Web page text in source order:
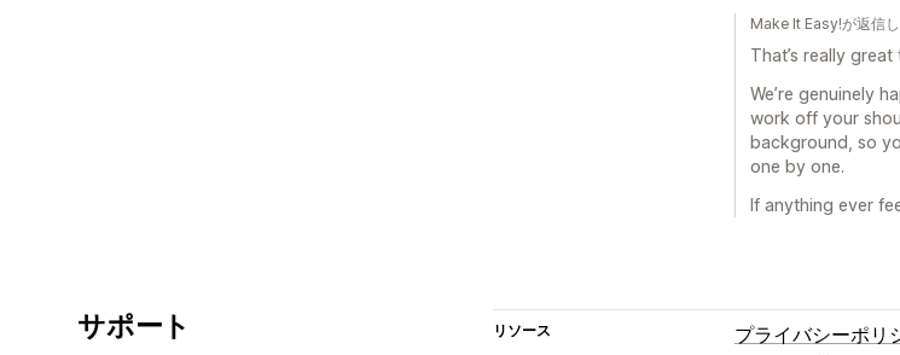
Make It Easy!が返信
That’s really
We’re genuinely
work off your
background, so
one by one.
If anything ever
サポート リソース
プライバシーポリ